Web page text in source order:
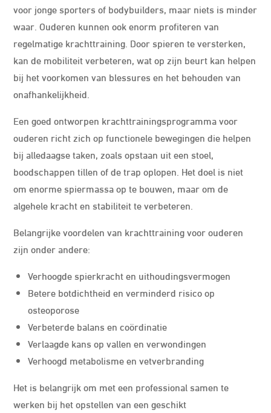
voor jonge sporters of bodybuilders, maar niets is minder
waar. Ouderen kunnen ook enorm profiteren van
regelmatige krachttraining. Door spieren te versterken,
kan de mobiliteit verbeteren, wat op zijn beurt kan helpen
bij het voorkomen van blessures en het behouden van
onafhankelijkheid.
Een goed ontworpen krachttrainingsprogramma voor
ouderen richt zich op functionele bewegingen die helpen
bij alledaagse taken, zoals opstaan uit een stoel,
boodschappen tillen of de trap oplopen. Het doel is niet
om enorme spiermassa op te bouwen, maar om de
algehele kracht en stabiliteit te verbeteren.
Belangrijke voordelen van krachttraining voor ouderen
zijn onder andere:
Verhoogde spierkracht en uithoudingsvermogen
Betere botdichtheid en verminderd risico op
osteoporose
Verbeterde balans en coördinatie
Verlaagde kans op vallen en verwondingen
Verhoogd metabolisme en vetverbranding
Het is belangrijk om met een professional samen te
werken bij het opstellen van een geschikt